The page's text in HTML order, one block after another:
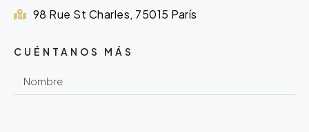
98 Rue St Charles, 75015 París
CUÉNTANOS MÁS